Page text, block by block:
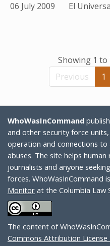
06 July 2009 El
Showing 1
Previous
1
WhoWasInCommand
and other security force
operation and connections
abuses. The site helps
journalists and anyone
forces. WhoWasInCommand
Monitor at the Columbia Law
The content of
Commons Attribution License